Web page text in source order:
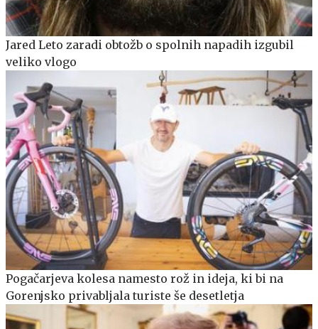
Jared Leto zaradi obtožb o spolnih napadih izgubil
veliko vlogo
Pogačarjeva kolesa namesto rož in ideja, ki bi na
Gorenjsko privabljala turiste še desetletja